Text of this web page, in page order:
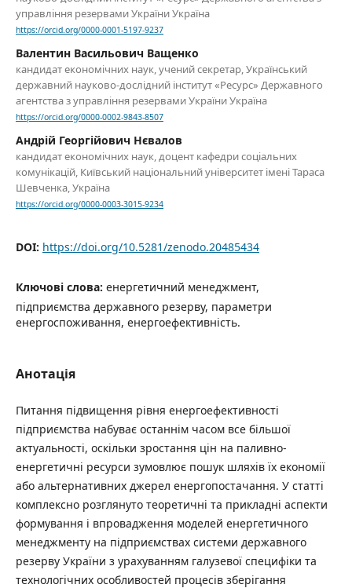
управління резервами України Україна
https://orcid.org/0000-0001-5197-9237
Валентин Васильович Ващенко
кандидат економічних наук, учений секретар, Український
державний науково-дослідний інститут «Ресурс» Державного
агентства з управління резервами України Україна
https://orcid.org/0000-0002-9843-8507
Андрій Георгійович Нєвалов
кандидат економічних наук, доцент кафедри соціальних
комунікацій, Київський національний університет імені Тараса
Шевченка, Україна
https://orcid.org/0000-0003-3015-9234
DOI: https://doi.org/10.5281/zenodo.20485434
Ключові слова: енергетичний менеджмент,
підприємства державного резерву, параметри
енергоспоживання, енергоефективність.
Анотація
Питання підвищення рівня енергоефективності
підприємства набуває останнім часом все більшої
актуальності, оскільки зростання цін на паливно-
енергетичні ресурси зумовлює пошук шляхів їх економії
або альтернативних джерел енергопостачання. У статті
комплексно розглянуто теоретичні та прикладні аспекти
формування і впровадження моделей енергетичного
менеджменту на підприємствах системи державного
резерву України з урахуванням галузевої специфіки та
технологічних особливостей процесів зберігання